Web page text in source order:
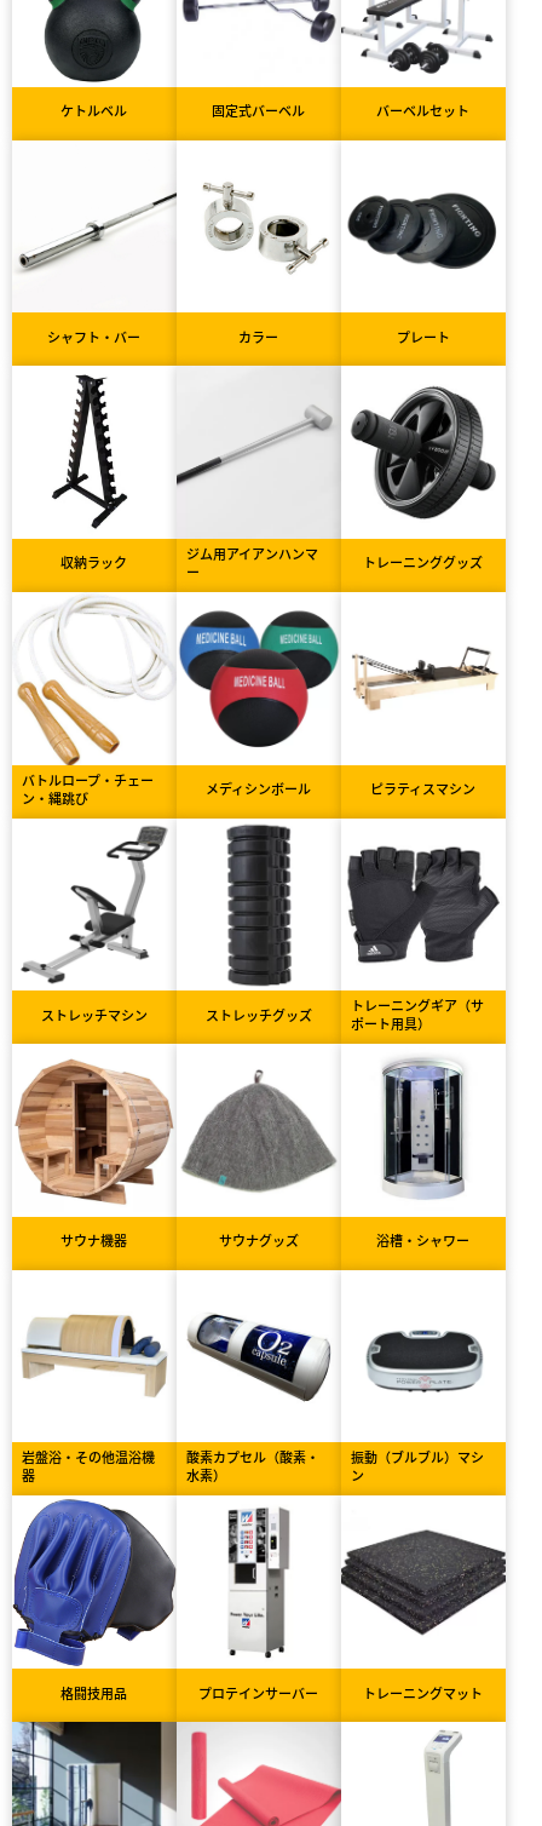
ケトルベル 固定式バーベル バーベルセット
シャフト・バー カラー プレート
収納ラック
ジム用アイアンハンマ
ー
トレーニンググッズ
バトルロープ・チェー
ン・縄跳び
メディシンボール ピラティスマシン
ストレッチマシン ストレッチグッズ
トレーニングギア（サ
ポート用具）
サウナ機器 サウナグッズ 浴槽・シャワー
岩盤浴・その他温浴機
器
酸素カプセル（酸素・
水素）
振動（ブルブル）マシ
ン
格闘技用品 プロテインサーバー トレーニングマット